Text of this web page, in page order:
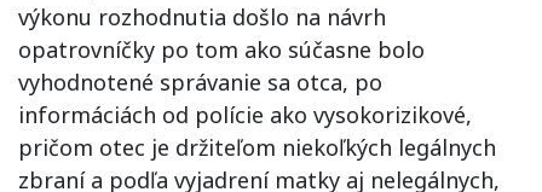
výkonu rozhodnutia došlo na návrh
opatrovníčky po tom ako súčasne bolo
vyhodnotené správanie sa otca, po
informáciách od polície ako vysokorizikové,
pričom otec je držiteľom niekoľkých legálnych
zbraní a podľa vyjadrení matky aj nelegálnych,